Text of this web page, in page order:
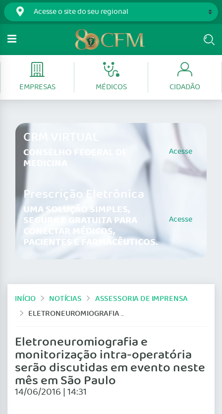
EMPRESAS MÉDICOS CIDADÃO
CRM VIRTUAL
CONSELHO FEDERAL DE
MEDICINA
Acesse
Prescrição Eletrônica
UMA SOLUÇÃO SIMPLES,
SEGURA E GRATUITA PARA
CONECTAR MÉDICOS,
PACIENTES E FARMACÊUTICOS.
Acesse
INÍCIO NOTÍCIAS
ASSESSORIA DE IMPRENSA
ELETRONEUROMIOGRAFIA E MONITORIZAÇÃO INTRA-OPERATÓRIA SERÃO DISCUTIDAS EM EVENTO NESTE MÊS EM SÃO PAULO
Eletroneuromiografia e
monitorização intra-operatória
serão discutidas em evento neste
mês em São Paulo
14/06/2016 | 14:31